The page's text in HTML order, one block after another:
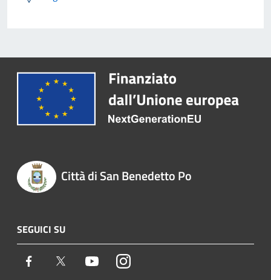
Città di San Benedetto Po
SEGUICI SU
Facebook Twitter YoutubeInstagram